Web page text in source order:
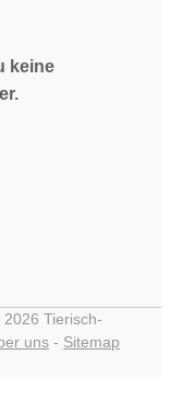
keine
Tierisch-
uns - Sitemap